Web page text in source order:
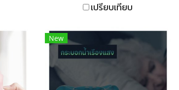
เปรียบเทียบ
New